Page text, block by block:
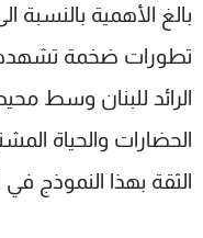
بالغ الأهمية
تطورات ضخمة تشهدها
الرائد للبنان وسط
الحضارات والحياة
الثقة بهذا النموذج في